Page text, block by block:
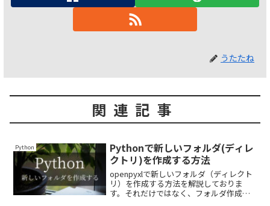
うたたね
関連記事
Python
Pythonで新しいフォルダ(ディレ
クトリ)を作成する方法
openpyxlで新しいフォルダ（ディレクト
リ）を作成する方法を解説しておりま
す。それだけではなく、フォルダ作成の